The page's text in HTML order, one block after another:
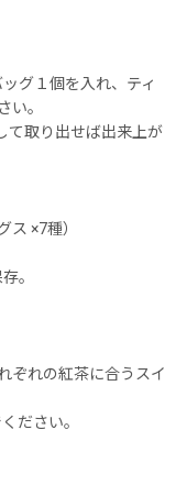
グ１個を入れ、ティ
い。
て取り出せば出来上が
ス ×7種）
。
ぞれの紅茶に合うスイ
ださい。